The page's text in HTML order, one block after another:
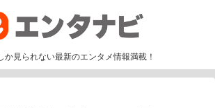
か見られない最新のエンタメ情報満載！